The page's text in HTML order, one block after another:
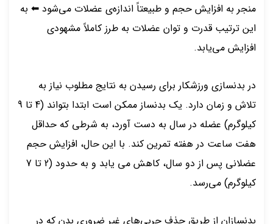
منجر به افزایش حجم و طبیعتاً اندازه‌ی عضلات می‌شود ⬅ به
این ترتیب قدرت و توان عضلات به طرز کاملاً مشهودی
افزایش می‌یابد.
در بدنسازی ورزشکار برای رسیدن به نتایج مطلوب نیاز به
تلاش و زمان دارد. یک بدنساز ممکن است ابتدا بتواند (4 تا 9
کیلوگرم) عضله در سال به دست آورد، به شرطی که حداقل
هفت ساعت در هفته تمرین کند. با این حال، افزایش حجم
عضلانی پس از دو سال، کاهش می یابد و به حدود (2 تا 7
کیلوگرم) می‌رسد.
بدنسازان از طریق حذف چربی‌های غیر ضروری بدن که در